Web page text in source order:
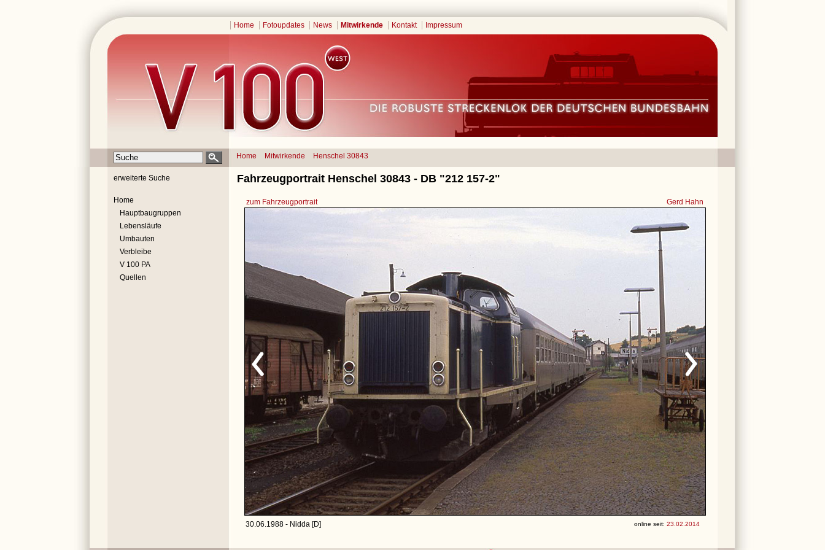
Home Fotoupdates News Mitwirkende Kontakt Impressum
Home Mitwirkende Henschel 30843
erweiterte Suche
Home
Hauptbaugruppen
Lebensläufe
Umbauten
Verbleibe
V 100 PA
Quellen
Fahrzeugportrait Henschel 30843 - DB "212 157-2"
zum Fahrzeugportrait Gerd Hahn
30.06.1988 - Nidda [D] online seit: 23.02.2014